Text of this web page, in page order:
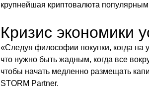
крупнейшая криптовалюта
Кризис экономики
«Следуя философии покупки, когда на
что нужно быть жадным, когда все
чтобы начать медленно размещать
STORM Partner.